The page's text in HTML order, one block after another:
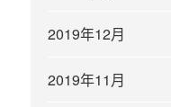
2019年12月
2019年11月